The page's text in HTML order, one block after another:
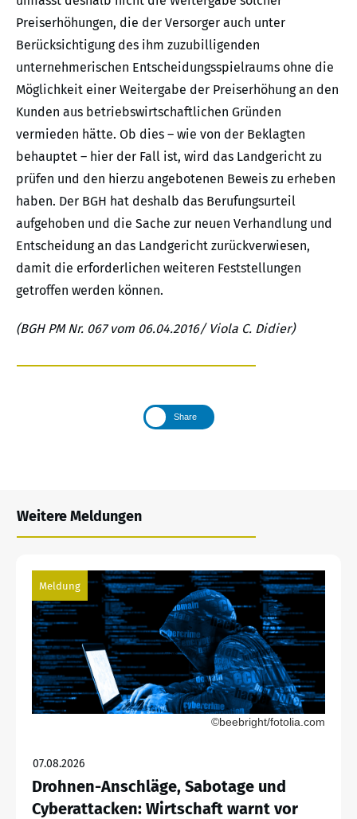
Preiserhöhungen, die der Versorger auch unter
Berücksichtigung des ihm zuzubilligenden
unternehmerischen Entscheidungsspielraums ohne die
Möglichkeit einer Weitergabe der Preiserhöhung an den
Kunden aus betriebswirtschaftlichen Gründen
vermieden hätte. Ob dies – wie von der Beklagten
behauptet – hier der Fall ist, wird das Landgericht zu
prüfen und den hierzu angebotenen Beweis zu erheben
haben. Der BGH hat deshalb das Berufungsurteil
aufgehoben und die Sache zur neuen Verhandlung und
Entscheidung an das Landgericht zurückverwiesen,
damit die erforderlichen weiteren Feststellungen
getroffen werden können.
(BGH PM Nr. 067 vom 06.04.2016/ Viola C. Didier)
Share
Weitere Meldungen
Meldung
©beebright/fotolia.com
07.08.2026
Drohnen-Anschläge, Sabotage und
Cyberattacken: Wirtschaft warnt vor